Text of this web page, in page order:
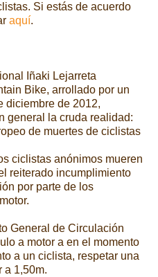
Si estás de acuerdo
aquí.
Iñaki Lejarreta
Bike, arrollado por un
diciembre de 2012,
general la cruda realidad:
de muertes de ciclistas
ciclistas anónimos mueren
reiterado incumplimiento
por parte de los
General de Circulación
a motor a en el momento
a un ciclista, respetar una
a 1,50m.